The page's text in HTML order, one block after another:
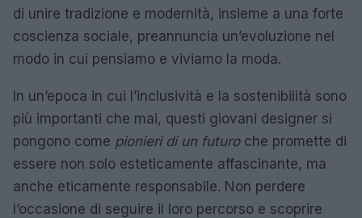
di unire tradizione e modernità, insieme a una forte
coscienza sociale, preannuncia un’evoluzione nel
modo in cui pensiamo e viviamo la moda.
In un’epoca in cui l’inclusività e la sostenibilità sono
più importanti che mai, questi giovani designer si
pongono come pionieri di un futuroche promette di
essere non solo esteticamente affascinante, ma
anche eticamente responsabile. Non perdere
l’occasione di seguire il loro percorso e scoprire